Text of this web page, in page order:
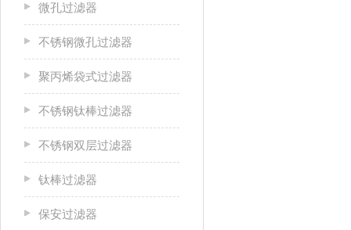
微孔过滤器
不锈钢微孔过滤器
聚丙烯袋式过滤器
不锈钢钛棒过滤器
不锈钢双层过滤器
钛棒过滤器
保安过滤器